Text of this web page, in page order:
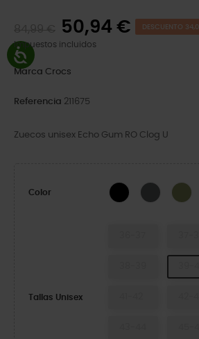
50,94 € DESCUENTO
Impuestos incluidos
Marca Crocs
Referencia 211675
Zuecos unisex Echo Gum RO Clog U
Color Black Slate GreyArmy
Tallas Unisex